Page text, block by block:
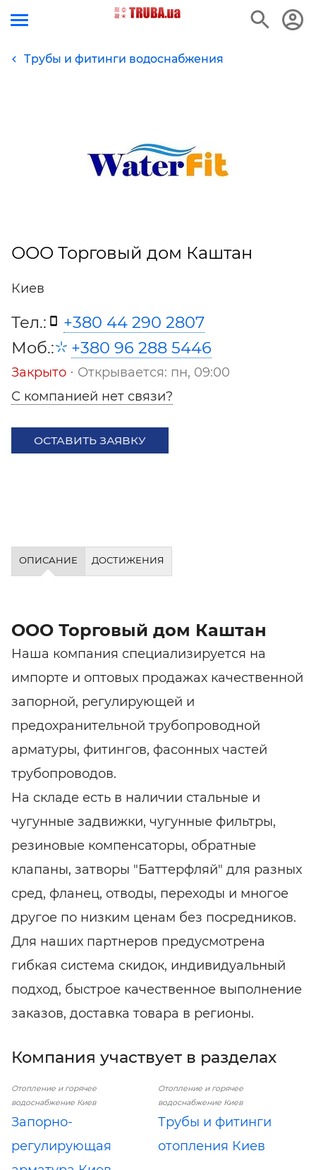
Трубы и фитинги водоснабжения
ООО Торговый дом Каштан
Киев
Тел.:
+380 44 290 2807
Моб.:
+380 96 288 5446
Закрыто ⋅ Открывается: пн, 09:00
С компанией нет связи?
ОСТАВИТЬ ЗАЯВКУ
ОПИСАНИЕ ДОСТИЖЕНИЯ
ООО Торговый дом Каштан
Наша компания специализируется на
импорте и оптовых продажах качественной
запорной, регулирующей и
предохранительной трубопроводной
арматуры, фитингов, фасонных частей
трубопроводов.
На складе есть в наличии стальные и
чугунные задвижки, чугунные фильтры,
резиновые компенсаторы, обратные
клапаны, затворы "Баттерфляй" для разных
сред, фланец, отводы, переходы и многое
другое по низким ценам без посредников.
Для наших партнеров предусмотрена
гибкая система скидок, индивидуальный
подход, быстрое качественное выполнение
заказов, доставка товара в регионы.
Компания участвует в разделах
Отопление и горячее
водоснабжение Киев
Запорно-
регулирующая
Отопление и горячее
водоснабжение Киев
Трубы и фитинги
отопления Киев